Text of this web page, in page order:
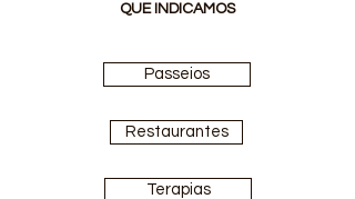
QUE INDICAMOS
Passeios
Restaurantes
Terapias